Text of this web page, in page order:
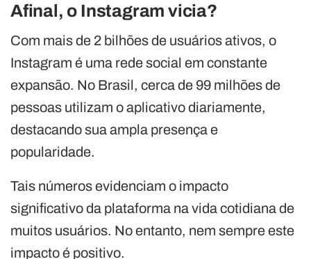
Afinal, o Instagram vicia?
Com mais de 2 bilhões de usuários ativos, o
Instagram é uma rede social em constante
expansão. No Brasil, cerca de 99 milhões de
pessoas utilizam o aplicativo diariamente,
destacando sua ampla presença e
popularidade.
Tais números evidenciam o impacto
significativo da plataforma na vida cotidiana de
muitos usuários. No entanto, nem sempre este
impacto é positivo.